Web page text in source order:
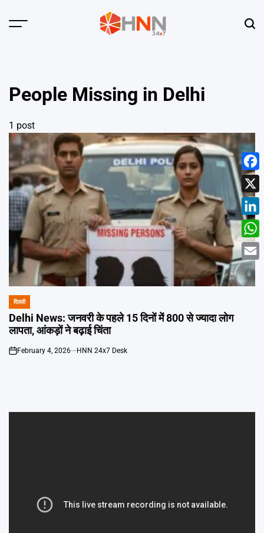
Menu
People Missing in Delhi
1 post
POSTED
IN
दिल्ली
Delhi News: जनवरी के पहले 15 दिनों में 800 से ज्यादा लोग
लापता, आंकड़ों ने बढ़ाई चिंता
on
February 4, 2026 HNN 24x7 Desk
X